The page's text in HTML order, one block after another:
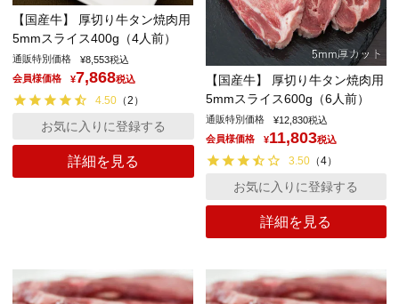
【国産牛】 厚切り牛タン焼肉用
5mmスライス400g（4人前）
通販特別価格 ¥8,553税込
会員様価格
¥7,868税込
4.50 （2 ）
詳細を見る
お気に入りに登録する
【国産牛】 厚切り牛タン焼肉用
5mmスライス600g（6人前）
通販特別価格 ¥12,830税込
会員様価格
¥11,803税込
3.50（4）
詳細を見る
お気に入りに登録する